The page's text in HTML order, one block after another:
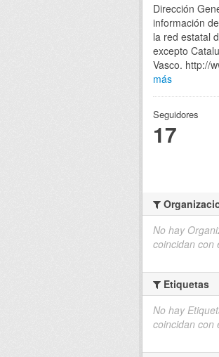
Dirección
información
la red estatal
excepto
Vasco. http://
más
Seguidores
17
No hay
coincidan con
Etiquetas
No hay
coincidan con